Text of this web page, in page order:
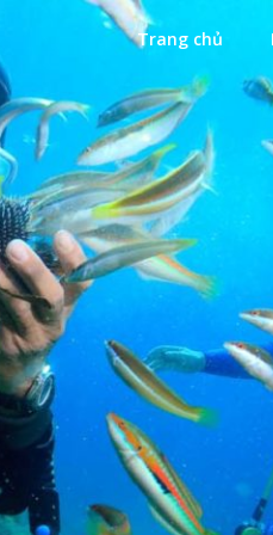
Trang chủ
Xanh